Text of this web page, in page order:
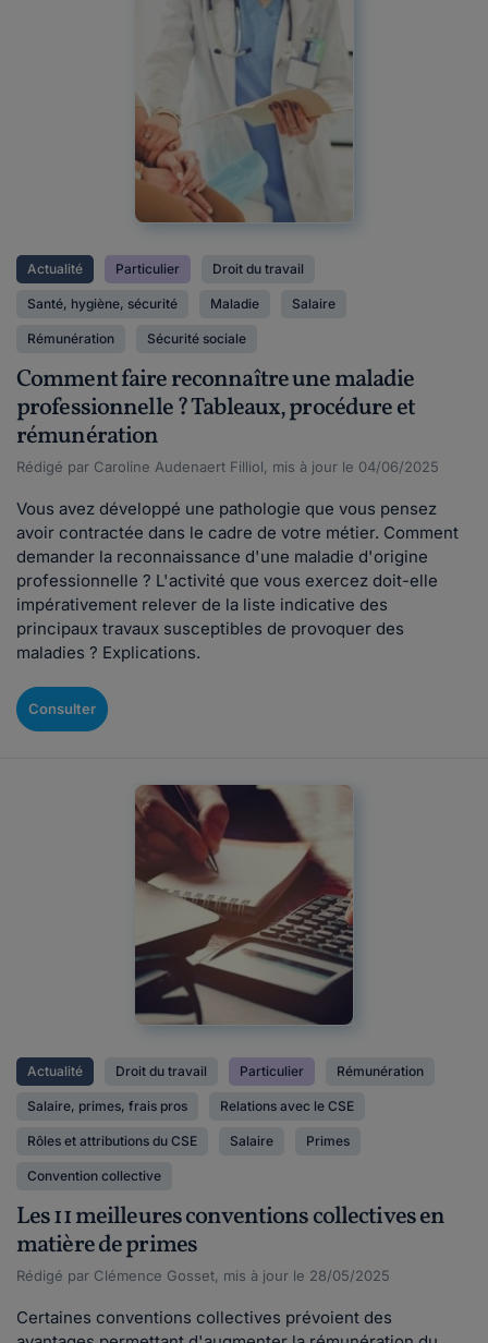
Actualité Particulier Droit du travail
Santé, hygiène, sécurité Maladie Salaire
Rémunération Sécurité sociale
Comment faire reconnaître une maladie
professionnelle ? Tableaux, procédure et
rémunération
Rédigé par Caroline Audenaert Filliol, mis à jour le 04/06/2025
Vous avez développé une pathologie que vous pensez
avoir contractée dans le cadre de votre métier. Comment
demander la reconnaissance d'une maladie d'origine
professionnelle ? L'activité que vous exercez doit-elle
impérativement relever de la liste indicative des
principaux travaux susceptibles de provoquer des
maladies ? Explications.
Consulter
Actualité Droit du travail Particulier Rémunération
Salaire, primes, frais pros Relations avec le CSE
Rôles et attributions du CSE Salaire Primes
Convention collective
Les 11 meilleures conventions collectives en
matière de primes
Rédigé par Clémence Gosset, mis à jour le 28/05/2025
Certaines conventions collectives prévoient des